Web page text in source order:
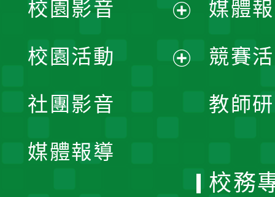
媒體
競賽
教師
校園影音
開
校園活動
社團影音
媒體報導
校務